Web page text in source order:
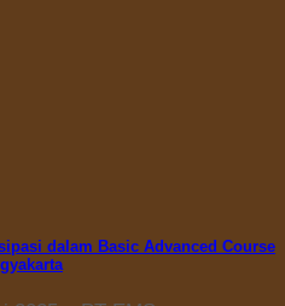
dalam Basic Advanced Course